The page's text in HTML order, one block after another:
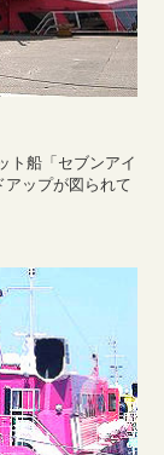
ト船「セブンアイ
ップが図られて